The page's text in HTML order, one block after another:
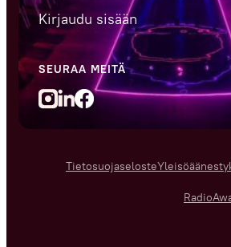
Kirjaudu sisään
SEURAA MEITÄ
Tietosuojaseloste